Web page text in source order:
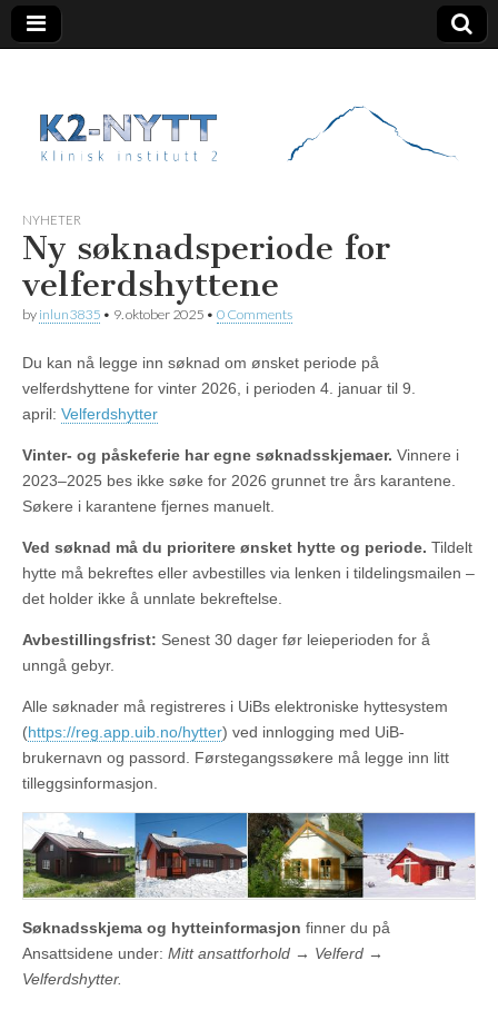
K2 Nytt
NYHETER
Ny søknadsperiode for
velferdshyttene
by inlun3835 • 9. oktober 2025 • 0 Comments
Du kan nå legge inn søknad om ønsket periode på
velferdshyttene for vinter 2026, i perioden 4. januar til 9.
april: Velferdshytter
Vinter- og påskeferie har egne søknadsskjemaer. Vinnere i
2023–2025 bes ikke søke for 2026 grunnet tre års karantene.
Søkere i karantene fjernes manuelt.
Ved søknad må du prioritere ønsket hytte og periode. Tildelt
hytte må bekreftes eller avbestilles via lenken i tildelingsmailen –
det holder ikke å unnlate bekreftelse.
Avbestillingsfrist: Senest 30 dager før leieperioden for å
unngå gebyr.
Alle søknader må registreres i UiBs elektroniske hyttesystem
(https://reg.app.uib.no/hytter) ved innlogging med UiB-
brukernavn og passord. Førstegangssøkere må legge inn litt
tilleggsinformasjon.
Søknadsskjema og hytteinformasjon finner du på
Ansattsidene under: Mitt ansattforhold → Velferd →
Velferdshytter.